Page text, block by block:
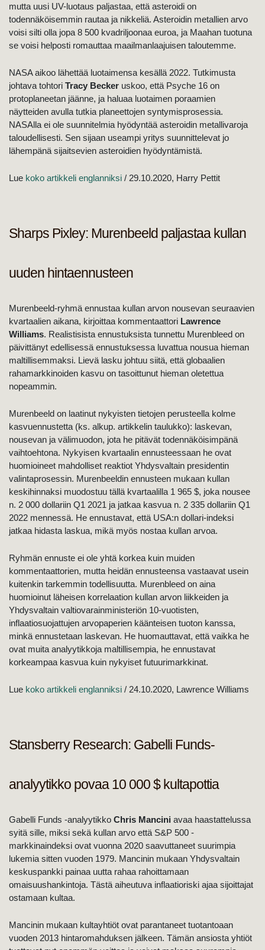
mutta uusi UV-luotaus paljastaa, että asteroidi on
todennäköisemmin rautaa ja nikkeliä. Asteroidin metallien arvo
voisi silti olla jopa 8 500 kvadriljoonaa euroa, ja Maahan tuotuna
se voisi helposti romauttaa maailmanlaajuisen taloutemme.
NASA aikoo lähettää luotaimensa kesällä 2022. Tutkimusta
johtava tohtori Tracy Becker uskoo, että Psyche 16 on
protoplaneetan jäänne, ja haluaa luotaimen poraamien
näytteiden avulla tutkia planeettojen syntymisprosessia.
NASAlla ei ole suunnitelmia hyödyntää asteroidin metallivaroja
taloudellisesti. Sen sijaan useampi yritys suunnittelevat jo
lähempänä sijaitsevien asteroidien hyödyntämistä.
Lue koko artikkeli englanniksi / 29.10.2020, Harry Pettit
Sharps Pixley: Murenbeeld paljastaa kullan
uuden hintaennusteen
Murenbeeld-ryhmä ennustaa kullan arvon nousevan seuraavien
kvartaalien aikana, kirjoittaa kommentaattori Lawrence
Williams. Realistisista ennustuksista tunnettu Murenbleed on
päivittänyt edellisessä ennustuksessa luvattua nousua hieman
maltillisemmaksi. Lievä lasku johtuu siitä, että globaalien
rahamarkkinoiden kasvu on tasoittunut hieman oletettua
nopeammin.
Murenbeeld on laatinut nykyisten tietojen perusteella kolme
kasvuennustetta (ks. alkup. artikkelin taulukko): laskevan,
nousevan ja välimuodon, jota he pitävät todennäköisimpänä
vaihtoehtona. Nykyisen kvartaalin ennusteessaan he ovat
huomioineet mahdolliset reaktiot Yhdysvaltain presidentin
valintaprosessin. Murenbeeldin ennusteen mukaan kullan
keskihinnaksi muodostuu tällä kvartaalilla 1 965 $, joka nousee
n. 2 000 dollariin Q1 2021 ja jatkaa kasvua n. 2 335 dollariin Q1
2022 mennessä. He ennustavat, että USA:n dollari-indeksi
jatkaa hidasta laskua, mikä myös nostaa kullan arvoa.
Ryhmän ennuste ei ole yhtä korkea kuin muiden
kommentaattorien, mutta heidän ennusteensa vastaavat usein
kuitenkin tarkemmin todellisuutta. Murenbleed on aina
huomioinut läheisen korrelaation kullan arvon liikkeiden ja
Yhdysvaltain valtiovarainministeriön 10-vuotisten,
inflaatiosuojattujen arvopaperien käänteisen tuoton kanssa,
minkä ennustetaan laskevan. He huomauttavat, että vaikka he
ovat muita analyytikkoja maltillisempia, he ennustavat
korkeampaa kasvua kuin nykyiset futuurimarkkinat.
Lue koko artikkeli englanniksi / 24.10.2020, Lawrence Williams
Stansberry Research: Gabelli Funds-
analyytikko povaa 10 000 $ kultapottia
Gabelli Funds -analyytikko Chris Mancini avaa haastattelussa
syitä sille, miksi sekä kullan arvo että S&P 500 -
markkinaindeksi ovat vuonna 2020 saavuttaneet suurimpia
lukemia sitten vuoden 1979. Mancinin mukaan Yhdysvaltain
keskuspankki painaa uutta rahaa rahoittamaan
omaisuushankintoja. Tästä aiheutuva inflaatioriski ajaa sijoittajat
ostamaan kultaa.
Mancinin mukaan kultayhtiöt ovat parantaneet tuotantoaan
vuoden 2013 hintaromahduksen jälkeen. Tämän ansiosta yhtiöt